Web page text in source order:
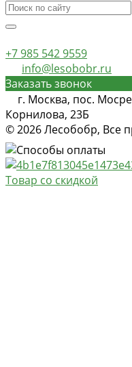
+7 985 542 9559
info@lesobobr.ru
Заказать звонок
г. Москва, пос.
Корнилова, 23Б
© 2026 Лесобобр, Все
Товар со скидкой